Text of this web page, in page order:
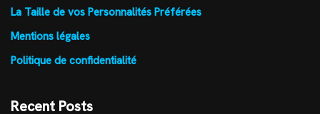
La Taille de vos Personnalités Préférées
Mentions légales
Politique de confidentialité
Recent Posts